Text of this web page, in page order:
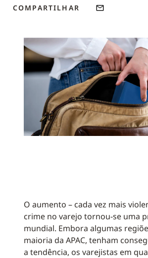
COMPARTILHAR
O aumento – cada vez mais
crime no varejo tornou-se uma
mundial. Embora algumas
maioria da APAC, tenham
a tendência, os varejistas em